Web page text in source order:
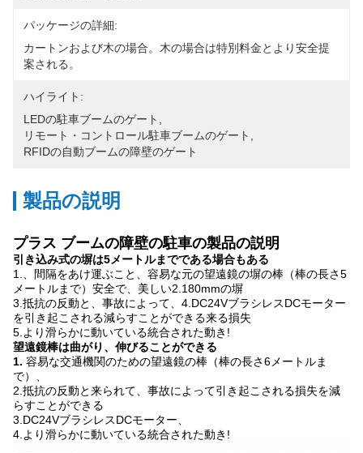
パッケージの詳細:
カートンおよび木の場合。木の場合は特別料金とより安全提
案される。
ハイライト:
LEDの駐車ブームのゲート
リモート・コントロール駐車ブームのゲート
RFIDの自動ブームの障壁のゲート
製品の説明
プラス ブームの障壁の駐車の製品の説明
引き込み式の塀は5メートルまでである場合もある
1.、間隔をあけ運ぶこと、容易な元の望遠鏡の塀の棒（棒の長さ5
メートルまで）安全で、美しい2.180mmの塀
3.抵抗の反動と、事故によって、4.DC24VブラシレスDCモーター
を引き起こされる減らすことができる来る損失
5.より滑らかに動いている統合された動き!
望遠鏡棒は曲がり、伸びることができる
1. 容易な交通機関のための望遠鏡の棒（棒の長さ6メートルま
で）、
2.抵抗の反動と来られて、事故によって引き起こされる損失を減
らすことができる
3.DC24VブラシレスDCモーター、
4.より滑らかに動いている統合された動き!